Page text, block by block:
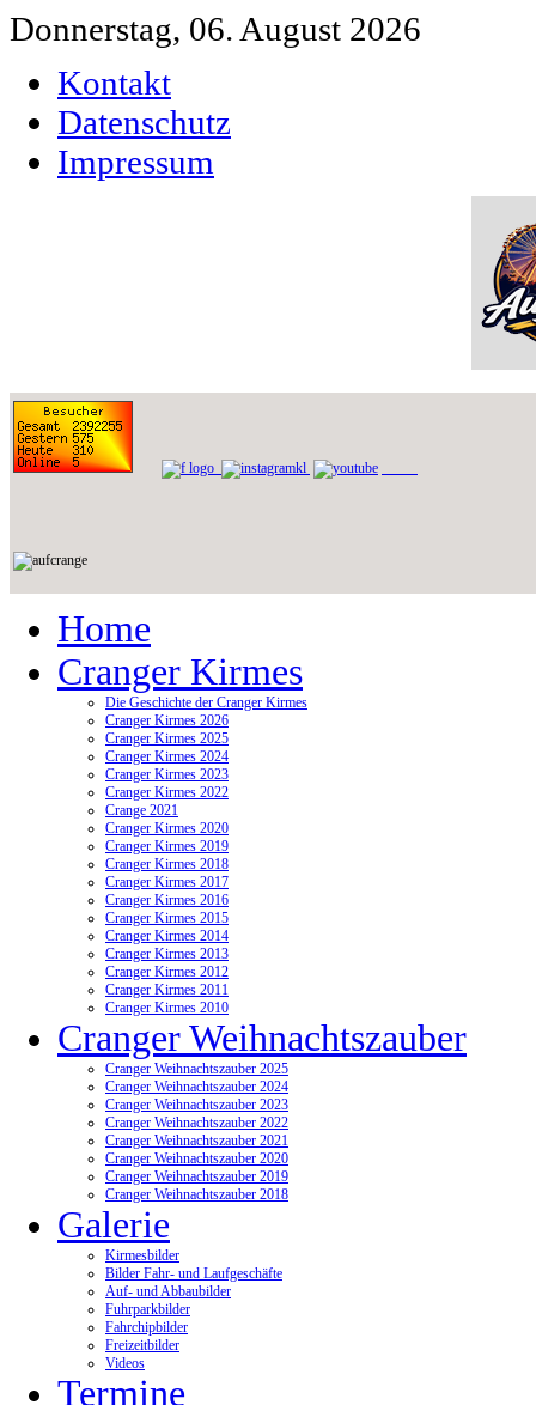
Donnerstag, 06. August 2026
Kontakt
Datenschutz
Impressum
Home
Cranger Kirmes
Die Geschichte der Cranger Kirmes
Cranger Kirmes 2026
Cranger Kirmes 2025
Cranger Kirmes 2024
Cranger Kirmes 2023
Cranger Kirmes 2022
Crange 2021
Cranger Kirmes 2020
Cranger Kirmes 2019
Cranger Kirmes 2018
Cranger Kirmes 2017
Cranger Kirmes 2016
Cranger Kirmes 2015
Cranger Kirmes 2014
Cranger Kirmes 2013
Cranger Kirmes 2012
Cranger Kirmes 2011
Cranger Kirmes 2010
Cranger Weihnachtszauber
Cranger Weihnachtszauber 2025
Cranger Weihnachtszauber 2024
Cranger Weihnachtszauber 2023
Cranger Weihnachtszauber 2022
Cranger Weihnachtszauber 2021
Cranger Weihnachtszauber 2020
Cranger Weihnachtszauber 2019
Cranger Weihnachtszauber 2018
Galerie
Kirmesbilder
Bilder Fahr- und Laufgeschäfte
Auf- und Abbaubilder
Fuhrparkbilder
Fahrchipbilder
Freizeitbilder
Videos
Termine